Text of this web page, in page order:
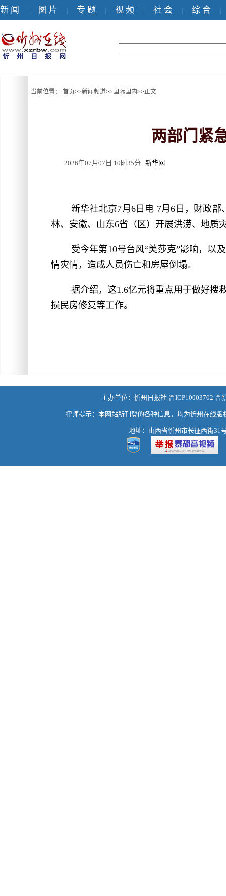
新 闻 | 图 片 | 专 题 | 视 频 | 社 会 | 综 合 |
当前位置： 首页>>新闻频道>> 国际国内>>正文
两部门紧
2026年07月07日 10时35分 新华网
新华社北京7月6日电 7月6日，财政
林、安徽、山东6省（区）开展洪涝、地质
受今年第10号台风“美莎克”影响，以
情灾情，造成人员伤亡和房屋倒塌。
据介绍，这1.6亿元将重点用于做好搜
损民房修复等工作。
主办单位：忻州日报社 晋ICP10003702 晋
律师提示：本网站所刊登的各种信息，均为忻州在线
地址：山西省忻州市长征西街31